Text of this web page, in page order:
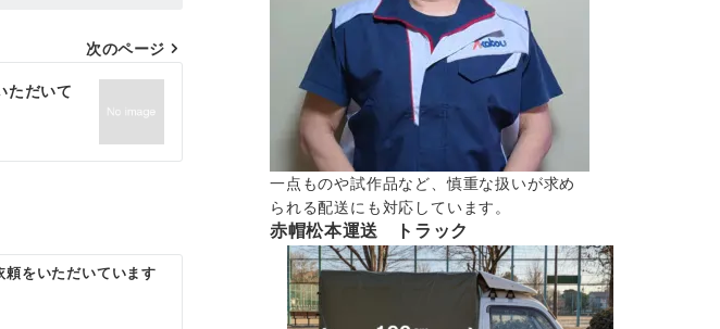
次のページ
ただいて
をいただいています
一点ものや試作品など、慎重な扱いが求め
られる配送にも対応しています。
赤帽松本運送 トラック